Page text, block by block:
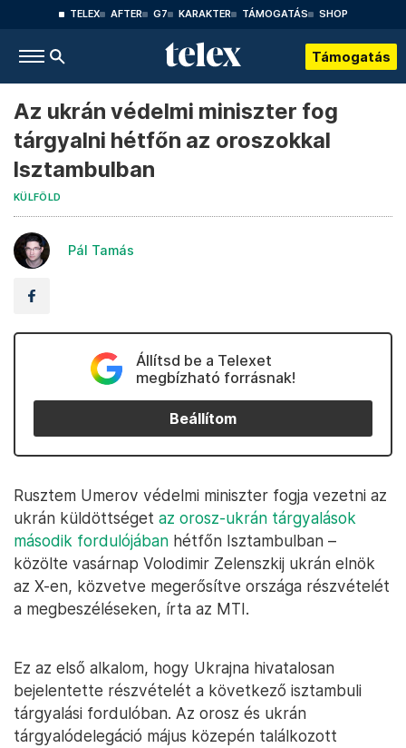
TELEX AFTER G7 KARAKTER TÁMOGATÁS SHOP
Támogatás
Az ukrán védelmi miniszter fog
tárgyalni hétfőn az oroszokkal
Isztambulban
KÜLFÖLD
Pál Tamás
Állítsd be a Telexet
megbízható forrásnak!
Beállítom
Rusztem Umerov védelmi miniszter fogja vezetni az
ukrán küldöttséget az orosz-ukrán tárgyalások
második fordulójában hétfőn Isztambulban –
közölte vasárnap Volodimir Zelenszkij ukrán elnök
az X-en, közvetve megerősítve országa részvételét
a megbeszéléseken, írta az MTI.
Ez az első alkalom, hogy Ukrajna hivatalosan
bejelentette részvételét a következő isztambuli
tárgyalási fordulóban. Az orosz és ukrán
tárgyalódelegáció május közepén találkozott